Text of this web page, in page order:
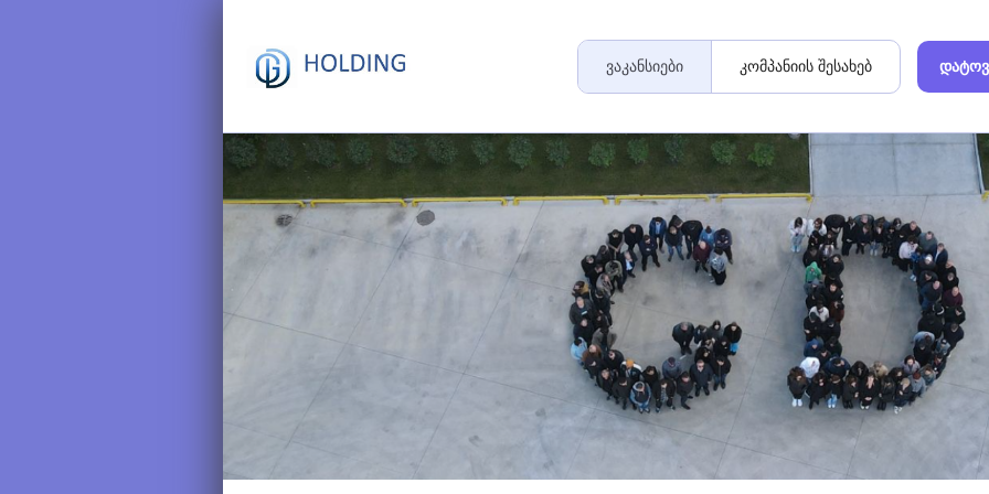
ვაკანსიები კომპანიის შესახებ